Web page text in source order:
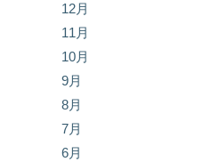
12月
11月
10月
9月
8月
7月
6月